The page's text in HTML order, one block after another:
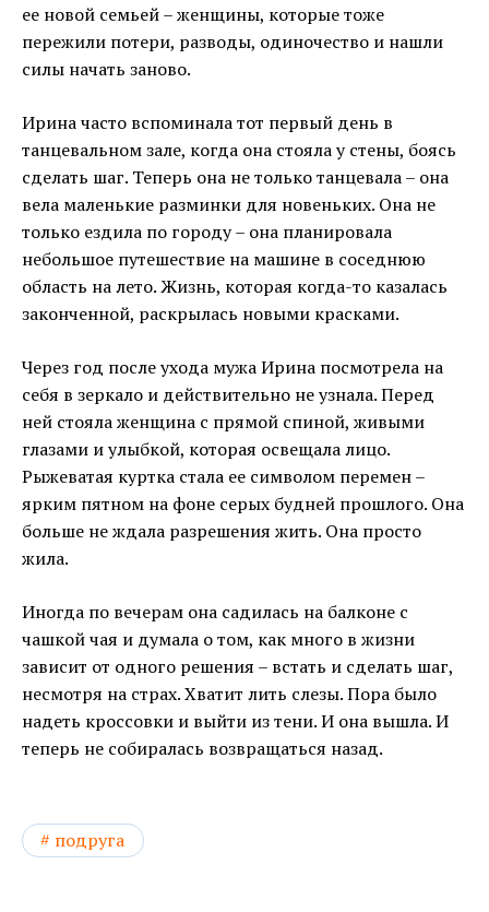
ее новой семьей – женщины, которые тоже
пережили потери, разводы, одиночество и нашли
силы начать заново.
Ирина часто вспоминала тот первый день в
танцевальном зале, когда она стояла у стены, боясь
сделать шаг. Теперь она не только танцевала – она
вела маленькие разминки для новеньких. Она не
только ездила по городу – она планировала
небольшое путешествие на машине в соседнюю
область на лето. Жизнь, которая когда-то казалась
законченной, раскрылась новыми красками.
Через год после ухода мужа Ирина посмотрела на
себя в зеркало и действительно не узнала. Перед
ней стояла женщина с прямой спиной, живыми
глазами и улыбкой, которая освещала лицо.
Рыжеватая куртка стала ее символом перемен –
ярким пятном на фоне серых будней прошлого. Она
больше не ждала разрешения жить. Она просто
жила.
Иногда по вечерам она садилась на балконе с
чашкой чая и думала о том, как много в жизни
зависит от одного решения – встать и сделать шаг,
несмотря на страх. Хватит лить слезы. Пора было
надеть кроссовки и выйти из тени. И она вышла. И
теперь не собиралась возвращаться назад.
подруга